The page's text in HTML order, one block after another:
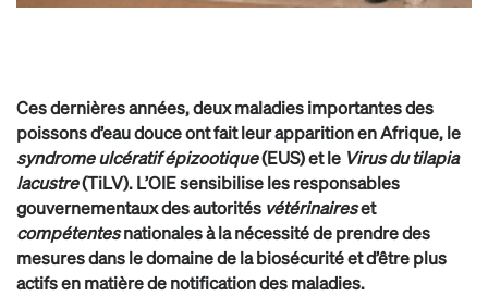
Ces dernières années, deux maladies importantes des
poissons d’eau douce ont fait leur apparition en Afrique, le
syndrome ulcératif épizootique(EUS) et le Virus du tilapia
lacustre(TiLV). L’OIE sensibilise les responsables
gouvernementaux des autorités vétérinaireset
compétentesnationales à la nécessité de prendre des
mesures dans le domaine de la biosécurité et d’être plus
actifs en matière de notification des maladies.